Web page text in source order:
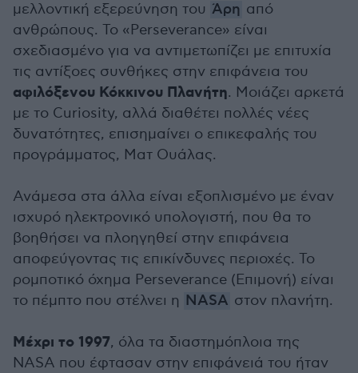
μελλοντική εξερεύνηση του Άρη από
ανθρώπους. Το «Perseverance» είναι
σχεδιασμένο για να αντιμετωπίζει με επιτυχία
τις αντίξοες συνθήκες στην επιφάνεια του
αφιλόξενου Κόκκινου Πλανήτη. Μοιάζει αρκετά
με το Curiosity, αλλά διαθέτει πολλές νέες
δυνατότητες, επισημαίνει ο επικεφαλής του
προγράμματος, Ματ Ουάλας.
Ανάμεσα στα άλλα είναι εξοπλισμένο με έναν
ισχυρό ηλεκτρονικό υπολογιστή, που θα το
βοηθήσει να πλοηγηθεί στην επιφάνεια
αποφεύγοντας τις επικίνδυνες περιοχές. Το
ρομποτικό όχημα Perseverance (Επιμονή) είναι
το πέμπτο που στέλνει η NASA στον πλανήτη.
Μέχρι το 1997, όλα τα διαστημόπλοια της
NASA που έφτασαν στην επιφάνειά του ήταν